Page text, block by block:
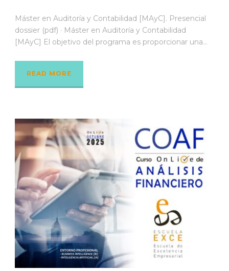
Máster en Auditoría y Contabilidad [MAyC]. Presencial
dossier (pdf) · Máster en Auditoría y Contabilidad
[MAyC] El objetivo del programa es proporcionar una...
READ MORE